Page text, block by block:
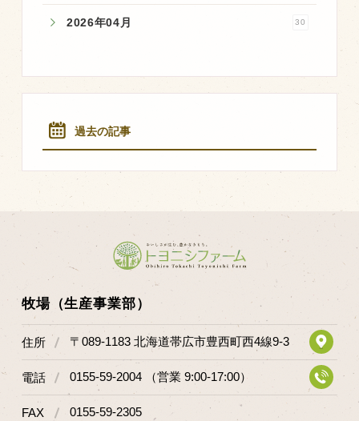
2026年04月 30
過去の記事
牧場（生産事業部）
住所 〒089-1183 北海道帯広市豊西町西4線9-3
電話 0155-59-2004 （営業 9:00-17:00）
FAX 0155-59-2305